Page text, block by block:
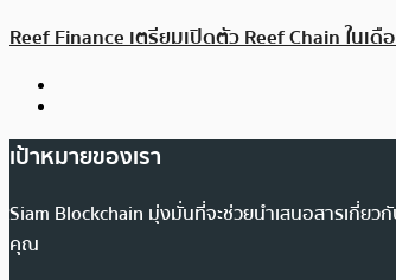
Reef Finance เตรียมเปิดตัว Reef Chain ในเ
เป้าหมายของเรา
Siam Blockchain มุ่งมั่นที่จะช่วยนำเสนอสารเกี่ยว
คุณ